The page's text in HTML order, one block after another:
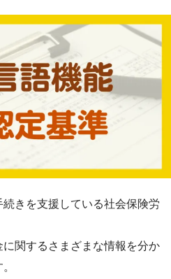
きを支援している社会保険労
関するさまざまな情報を分か